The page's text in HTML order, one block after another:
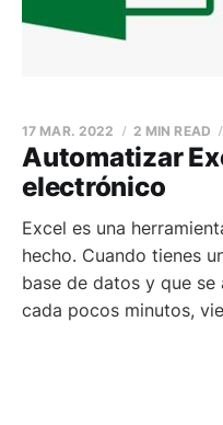
Automatizar
electrónico
17 MAR. 2022 2 MIN READ
Excel es una
hecho. Cuando tienes
base de datos y que
cada pocos minutos,